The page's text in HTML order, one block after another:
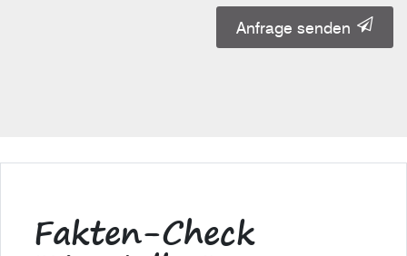
Anfrage senden
Fakten-Check